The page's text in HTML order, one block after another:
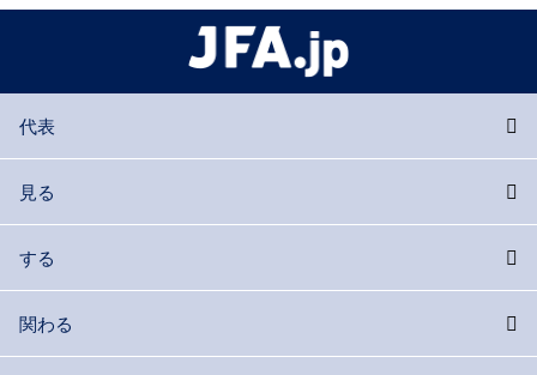
代表
見る
する
関わる